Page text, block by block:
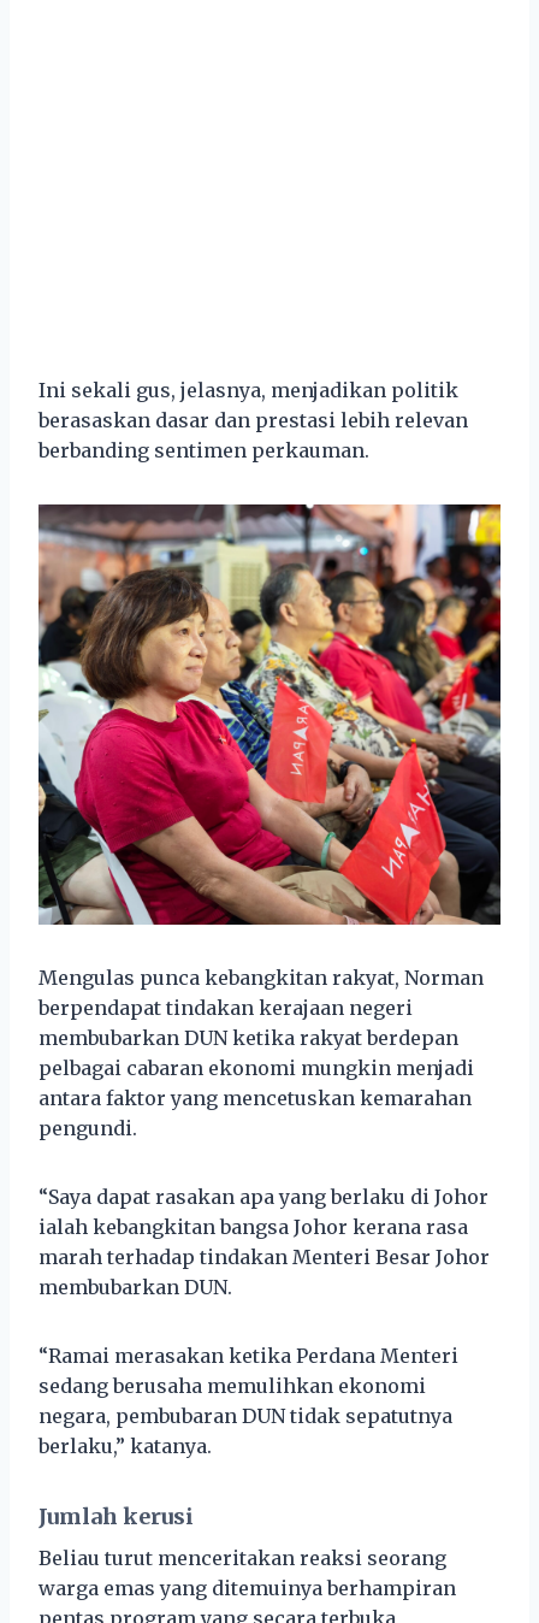
Ini sekali gus, jelasnya, menjadikan politik
berasaskan dasar dan prestasi lebih relevan
berbanding sentimen perkauman.
Mengulas punca kebangkitan rakyat, Norman
berpendapat tindakan kerajaan negeri
membubarkan DUN ketika rakyat berdepan
pelbagai cabaran ekonomi mungkin menjadi
antara faktor yang mencetuskan kemarahan
pengundi.
“Saya dapat rasakan apa yang berlaku di Johor
ialah kebangkitan bangsa Johor kerana rasa
marah terhadap tindakan Menteri Besar Johor
membubarkan DUN.
“Ramai merasakan ketika Perdana Menteri
sedang berusaha memulihkan ekonomi
negara, pembubaran DUN tidak sepatutnya
berlaku,” katanya.
Jumlah kerusi
Beliau turut menceritakan reaksi seorang
warga emas yang ditemuinya berhampiran
pentas program yang secara terbuka